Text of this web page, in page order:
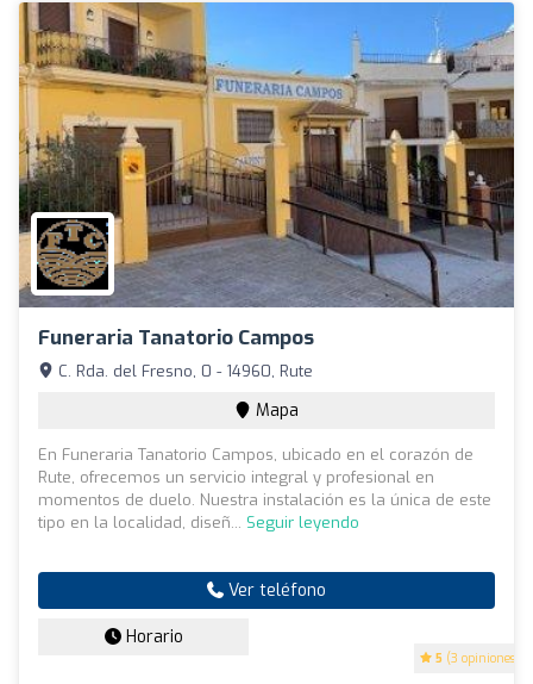
Funeraria Tanatorio Campos
5 (3 opiniones)
C. Rda. del Fresno, 0 - 14960, Rute
Mapa
En Funeraria Tanatorio Campos, ubicado en el corazón de
Rute, ofrecemos un servicio integral y profesional en
momentos de duelo. Nuestra instalación es la única de este
tipo en la localidad, diseñ... Seguir leyendo
Ver teléfono
Horario